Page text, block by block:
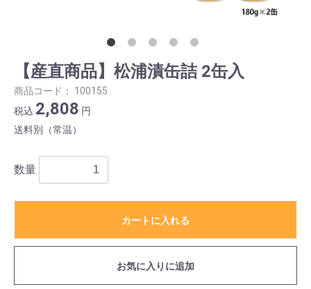
【産直商品】松浦漬缶詰 2缶入
商品コード： 100155
税込 2,808 円
送料別（常温）
数量
カートに入れる
お気に入りに追加